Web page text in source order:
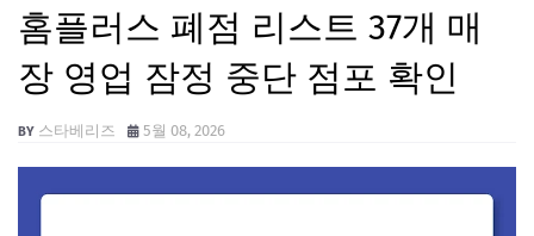
홈플러스 폐점 리스트 37개 매
장 영업 잠정 중단 점포 확인
스타베리즈 5월 08, 2026